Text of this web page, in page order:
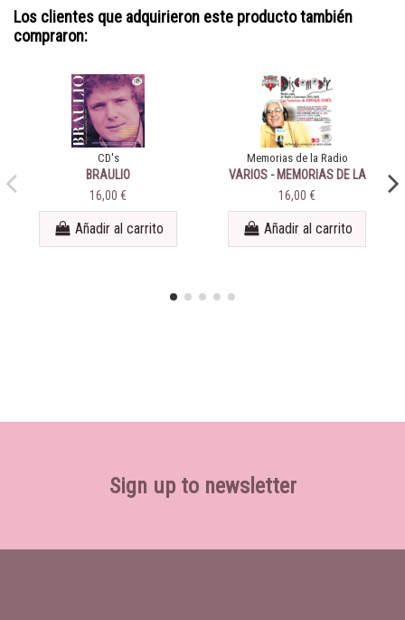
Los clientes que adquirieron este producto también
compraron:
CD's
BRAULIO
16,00 €
Añadir al carrito
Memorias de la Radio
VARIOS - MEMORIAS DE LA
RADIO DISCOMODER
16,00 €
Añadir al carrito
Sign up to newsletter